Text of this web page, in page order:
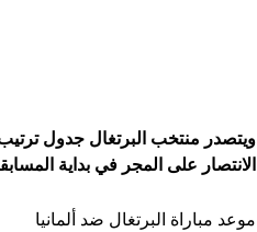
الانتصار على المجر في بداية
موعد مباراة البرتغال ضد ألمانيا